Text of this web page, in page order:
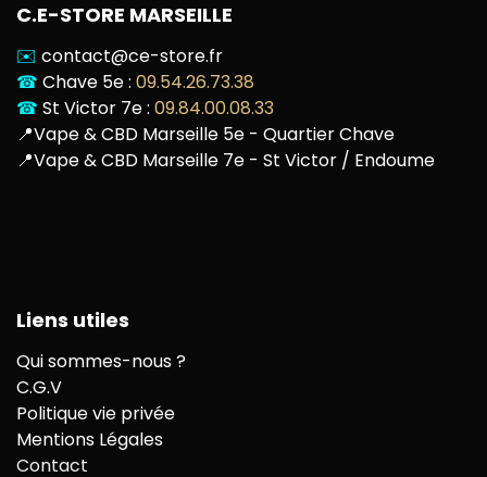
C.E-STORE MARSEILLE
✉️ contact@ce-store.fr
☎ Chave 5e : 09.54.26.73.38
☎ St Victor 7e : 09.84.00.08.33
📍Vape & CBD Marseille 5e - Quartier Chave
📍Vape & CBD Marseille 7e - St Victor / Endoume
Liens utiles
Qui sommes-nous ?
C.G.V
Politique vie privée
Mentions Légales
Contact